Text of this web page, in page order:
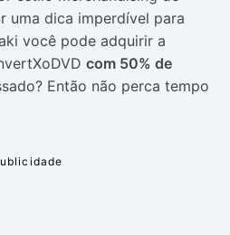
uma dica imperdível para
você pode adquirir a
com 50% de
Então não perca tempo